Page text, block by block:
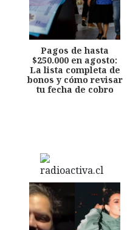
Pagos de hasta
$250.000 en agosto:
La lista completa de
bonos y cómo revisar
tu fecha de cobro